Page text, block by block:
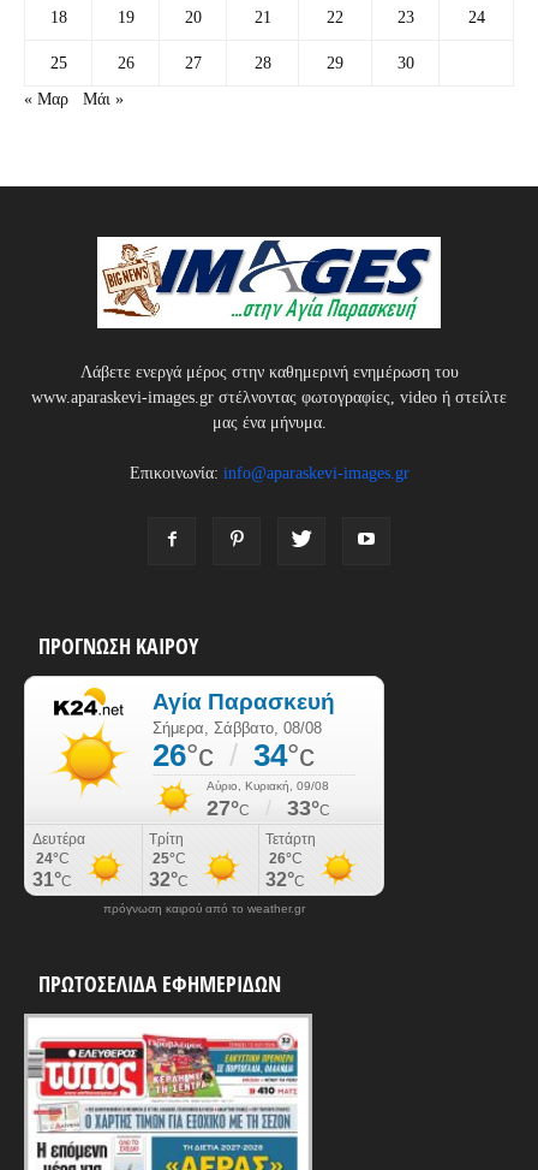
18 19 20 21 22 23 24
25 26 27 28 29
30
« Μαρ
Μάι »
Λάβετε ενεργά μέρος στην καθημερινή ενημέρωση του
www.aparaskevi-images.gr στέλνοντας φωτογραφίες, video ή στείλτε
μας ένα μήνυμα.
Επικοινωνία: info@aparaskevi-images.gr
ΠΡΟΓΝΩΣΗ ΚΑΙΡΟΥ
πρόγνωση καιρού από το weather.gr
ΠΡΩΤΟΣΕΛΙΔΑ ΕΦΗΜΕΡΙΔΩΝ